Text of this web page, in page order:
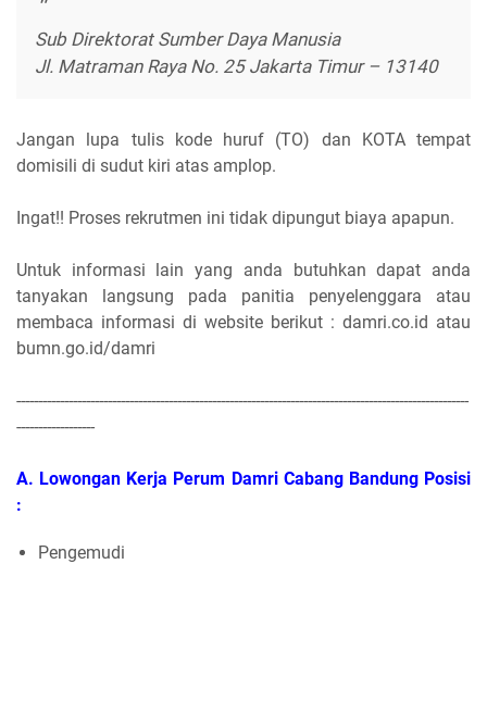
Sub Direktorat Sumber Daya Manusia
Jl. Matraman Raya No. 25 Jakarta Timur – 13140
Jangan lupa tulis kode huruf (TO) dan KOTA tempat
domisili di sudut kiri atas amplop.
Ingat!! Proses rekrutmen ini tidak dipungut biaya apapun.
Untuk informasi lain yang anda butuhkan dapat anda
tanyakan langsung pada panitia penyelenggara atau
membaca informasi di website berikut : damri.co.id atau
bumn.go.id/damri
--------------------------------------------------------------------------------------------------------
------------------
A. Lowongan Kerja Perum Damri Cabang Bandung Posisi
:
Pengemudi